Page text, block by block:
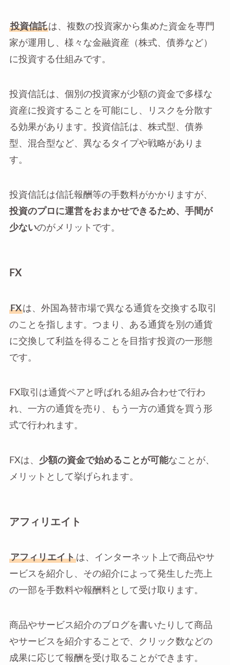
投資信託は、複数の投資家から集めた資金を専門
家が運用し、様々な金融資産（株式、債券など）
に投資する仕組みです。
投資信託は、個別の投資家が少額の資金で多様な
資産に投資することを可能にし、リスクを分散す
る効果があります。投資信託は、株式型、債券
型、混合型など、異なるタイプや戦略がありま
す。
投資信託は信託報酬等の手数料がかかりますが、
投資のプロに運営をおまかせできるため、手間が
少ないのがメリットです。
FX
FXは、外国為替市場で異なる通貨を交換する取引
のことを指します。つまり、ある通貨を別の通貨
に交換して利益を得ることを目指す投資の一形態
です。
FX取引は通貨ペアと呼ばれる組み合わせで行わ
れ、一方の通貨を売り、もう一方の通貨を買う形
式で行われます。
FXは、 少額の資金で始めることが可能なことが、
メリットとして挙げられます。
アフィリエイト
アフィリエイトは、インターネット上で商品やサ
ービスを紹介し、その紹介によって発生した売上
の一部を手数料や報酬料として受け取ります。
商品やサービス紹介のブログを書いたりして商品
やサービスを紹介することで、クリック数などの
成果に応じて報酬を受け取ることができます。